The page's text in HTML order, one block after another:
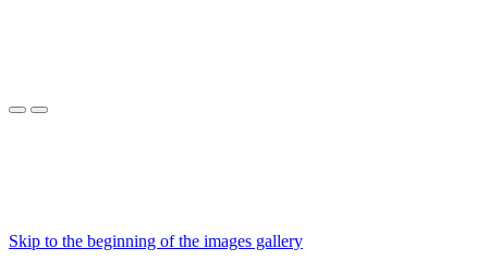
Skip to the beginning of the images gallery